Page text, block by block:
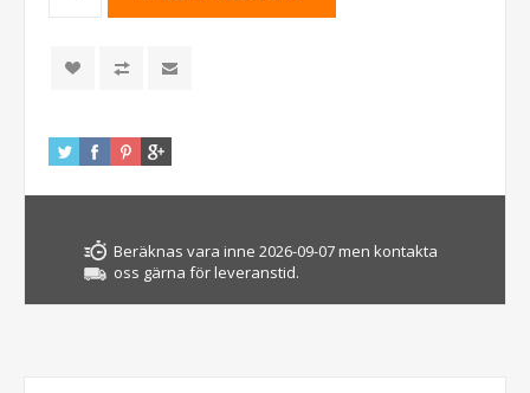
Beräknas vara inne 2026-09-07 men kontakta
oss gärna för leveranstid.